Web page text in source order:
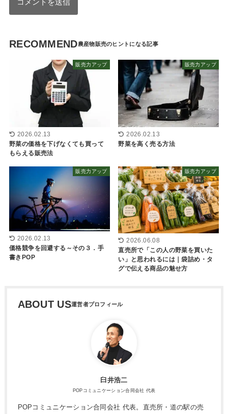
RECOMMEND
販売力アップ
2026.02.13
野菜の価格を下げなくても買って
もらえる販売法
販売力アップ
2026.02.13
野菜を高く売る方法
販売力アップ
2026.02.13
価格競争を回避する～その３．手
書きPOP
販売力アップ
2026.06.08
直売所で「この人の野菜を買いた
い」と思われるには｜袋詰め・タ
グで伝える商品の魅せ方
ABOUT US
臼井浩二
POPコミュニケーション合同会社 代表
POPコミュニケーション合同会社 代表。直売所・道の駅の売